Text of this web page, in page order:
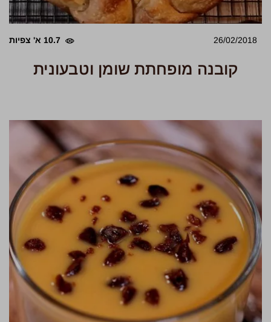
26/02/2018 10.7 א' צפיות
קובנה מופחתת שומן וטבעונית